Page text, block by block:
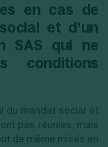
en cas de
et d’un
SAS qui ne
conditions
du mandat social et
pas réunies, mais
de même mises en